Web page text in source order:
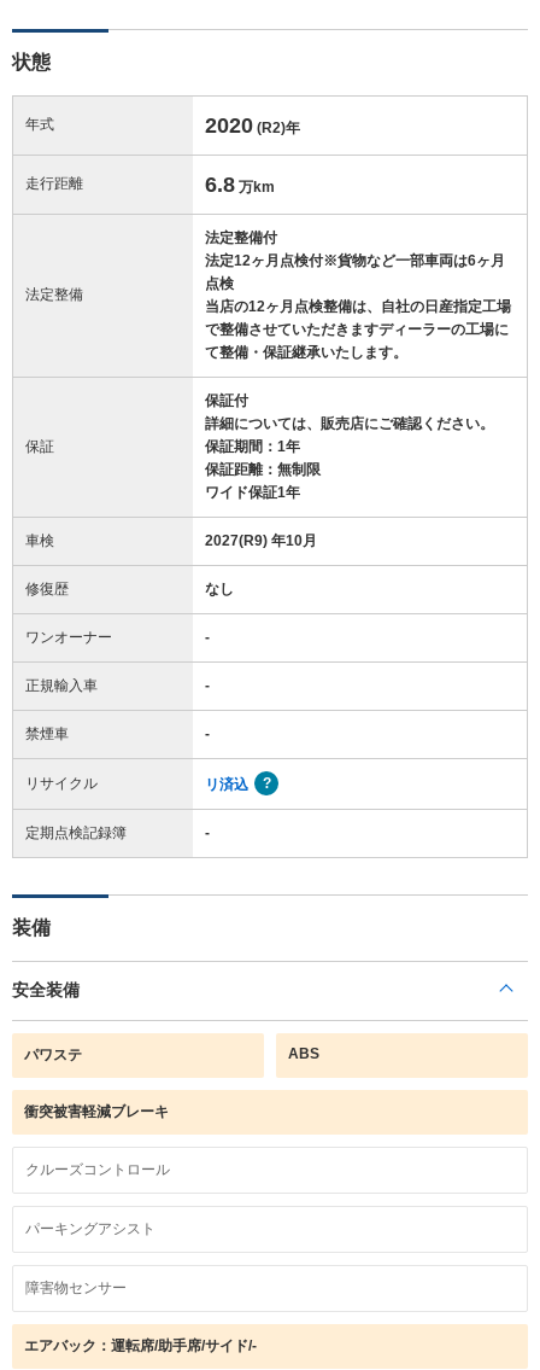
状態
年式 2020 (R2)年
走行距離 6.8 万km
法定整備
法定整備付
法定12ヶ月点検付※貨物など一部車両は6ヶ月
点検
当店の12ヶ月点検整備は、自社の日産指定工場
で整備させていただきますディーラーの工場に
て整備・保証継承いたします。
保証
保証付
詳細については、販売店にご確認ください。
保証期間：1年
保証距離：無制限
ワイド保証1年
車検 2027(R9) 年10月
修復歴 なし
ワンオーナー -
正規輸入車 -
禁煙車 -
リサイクル リ済込
定期点検記録簿 -
装備
安全装備
パワステ ABS
衝突被害軽減ブレーキ
クルーズコントロール
パーキングアシスト
障害物センサー
エアバック：運転席/助手席/サイド/-